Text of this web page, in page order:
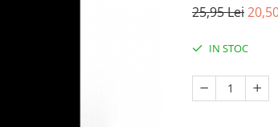
25,95 Lei
IN STOC